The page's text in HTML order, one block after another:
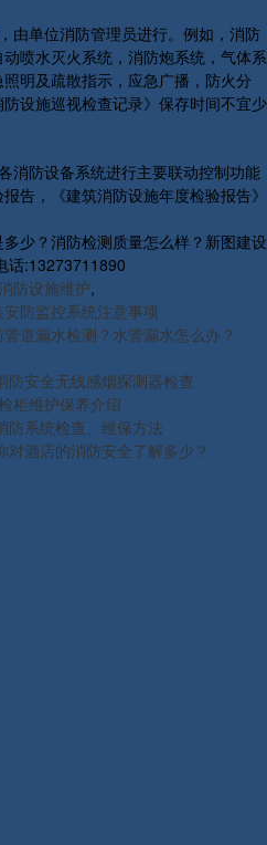
由单位消防管理员进行。例如，消防
喷水灭火系统，消防炮系统，气体系
明及疏散指示，应急广播，防火分
设施巡视检查记录》保存时间不宜少
消防设备系统进行主要联动控制功能
告，《建筑消防设施年度检验报告》
少？消防检测质量怎么样？新图建设
话:13273711890
防设施维护,
防监控系统注意事项
道漏水检测？水管漏水怎么办？
防安全无线感烟探测器检查
柜维护保养介绍
防系统检查、维保方法
酒店的消防安全了解多少？